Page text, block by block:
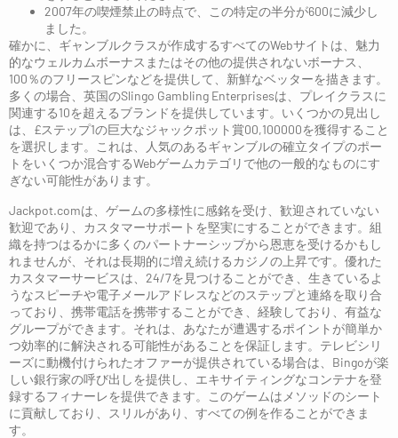
2007年の喫煙禁止の時点で、この特定の半分が600に減少し
ました。
確かに、ギャンブルク​​ラスが作成するすべてのWebサイトは、魅力
的なウェルカムボーナスまたはその他の提供されないボーナス、
100％のフリースピンなどを提供して、新鮮なベッターを描きます。
多くの場合、英国のSlingo Gambling Enterprisesは、プレイクラスに
関連する10を超えるブランドを提供しています。いくつかの見出し
は、£ステップ1の巨大なジャックポット賞00,100000を獲得すること
を選択します。これは、人気のあるギャンブルの確立タイプのポー
トをいくつか混合するWebゲームカテゴリで他の一般的なものにす
ぎない可能性があります。
Jackpot.comは、ゲームの多様性に感銘を受け、歓迎されていない
歓迎であり、カスタマーサポートを堅実にすることができます。組
織を持つはるかに多くのパートナーシップから恩恵を受けるかもし
れませんが、それは長期的に増え続けるカジノの上昇です。優れた
カスタマーサービスは、24/7を見つけることができ、生きているよ
うなスピーチや電子メールアドレスなどのステップと連絡を取り合
っており、携帯電話を携帯することができ、経験しており、有益な
グループができます。それは、あなたが遭遇するポイントが簡単か
つ効率的に解決される可能性があることを保証します。テレビシリ
ーズに動機付けられたオファーが提供されている場合は、Bingoが楽
しい銀行家の呼び出しを提供し、エキサイティングなコンテナを登
録するフィナーレを提供できます。このゲームはメソッドのシート
に貢献しており、スリルがあり、すべての例を作ることができま
す。